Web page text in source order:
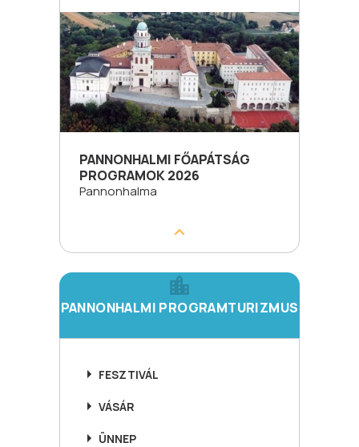
PANNONHALMI FŐAPÁTSÁG
PROGRAMOK 2026
Pannonhalma
PANNONHALMI PROGRAMTURIZMUS
FESZTIVÁL
VÁSÁR
ÜNNEP